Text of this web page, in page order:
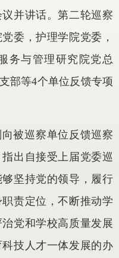
并讲话。第二轮巡察
委，护理学院党委，
务与管理研究院党总
部等4个单位反馈专项
被巡察单位反馈巡察
出自接受上届党委巡
坚持党的领导，履行
责定位，不断推动学
党和学校高质量发展
技人才一体发展的办